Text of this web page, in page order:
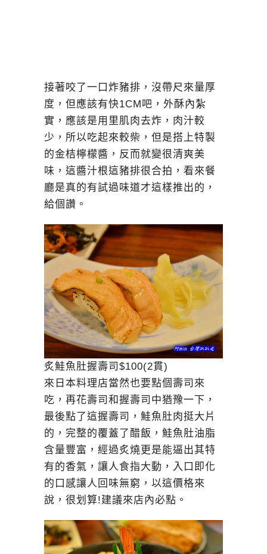
接著咬了一口炸豬排，沒帶尺來量厚
度，但應該有快1CM吧，外酥內紮
實，應該是用里肌肉去炸，肉汁較
少，所以吃起來較柴，但是搭上特製
的金桔檸檬醬，反而就變很清爽美
味，這醬汁根這豬排很合拍，看來餐
廳是真的有試過味道才這樣推出的，
給個讚。
炙鮭魚肚握壽司$100(2貫)
來日本料理店當然也要點個壽司來
吃，再花壽司和握壽司中猶豫一下，
最後點了這握壽司，鮭魚肚肉挺大片
的，完整的覆蓋了醋飯，鮭魚肚油脂
含量豐富，經過炙燒更是能逼出其特
有的香氣，讓人食指大動，入口即化
的口感讓人回味無窮，以這價格來
說，很划算!建議來店內必點。